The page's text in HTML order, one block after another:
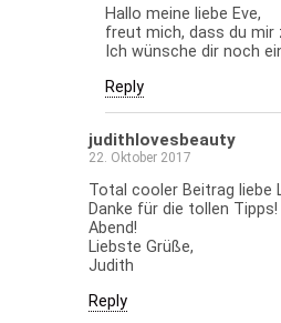
Hallo meine liebe Eve,
freut mich, dass du
Ich wünsche dir noch
Reply
judithlovesbeauty
22. Oktober 2017
Total cooler Beitrag liebe
Danke für die tollen
Abend!
Liebste Grüße,
Judith
Reply